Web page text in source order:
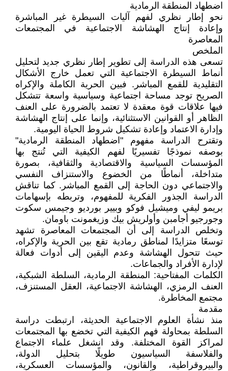
اضطهاد المنطقة الرمادية
نحو إطار نظري لفهم آليات السيطرة غير المباشرة
وإعادة إنتاج الهشاشة الاجتماعية في المجتمعات
المعاصرة
الملخص
تسعى هذه الدراسة إلى تطوير إطار نظري جديد لتحليل
أنماط السيطرة الاجتماعية التي تعمل خارج الأشكال
التقليدية للقمع المباشر. فبين الحرية الكاملة والإكراه
الصريح توجد مساحة اجتماعية وسياسية واسعة تتشكل
فيها علاقات قوة معقدة لا تعتمد بالضرورة على العنف
الظاهر أو القوانين الاستثنائية، وإنما على إنتاج الهشاشة
وإدارة الاعتماد وإعادة تشكيل شروط الحياة اليومية.
وتقترح الدراسة مفهوم "اضطهاد المنطقة الرمادية"
بوصفه نموذجًا تفسيريًا لفهم الكيفية التي تُنتج بها
المؤسسات السياسية والاقتصادية والثقافية، بصورة
متداخلة، أنماطًا من الخضوع والاستنزاف النفسي
والاجتماعي دون الحاجة إلى القمع المباشر. كما تناقش
الدراسة الجذور الفكرية للمفهوم، وتربطه بإسهامات
بريمو ليفي وميشيل فوكو وبيير بورديو وجيمس سكوت
وجورجيو أجامبن وأولريش بيك وزيغمونت باومان.
وتخلص الدراسة إلى أن المجتمعات المعاصرة تشهد
توسعًا متزايدًا لمناطق رمادية تقع بين الحرية والإكراه،
حيث تتحول الهشاشة وعدم اليقين إلى أدوات فعالة
لإدارة الأفراد والجماعات.
الكلمات المفتاحية: المنطقة الرمادية، السلطة الشبكية،
العنف الرمزي، الهشاشة الاجتماعية، العقل المستنزف،
مجتمع المخاطرة.
مقدمة
منذ نشأة العلوم الاجتماعية الحديثة، ارتبطت دراسة
السلطة بمحاولة فهم الكيفية التي تخضع بها المجتمعات
لمراكز القوة المختلفة. وقد انشغل علماء الاجتماع
والفلاسفة السياسيون طويلًا بتحليل الدولة،
والبيروقراطية، والقانون، والمؤسسات العسكرية،